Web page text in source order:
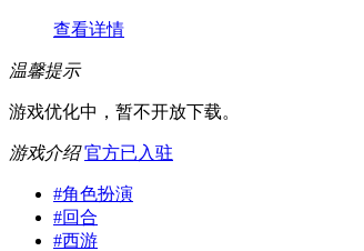
查看详情
温馨提示
游戏优化中，暂不开放下载。
游戏介绍 官方已入驻
#角色扮演
#回合
#西游